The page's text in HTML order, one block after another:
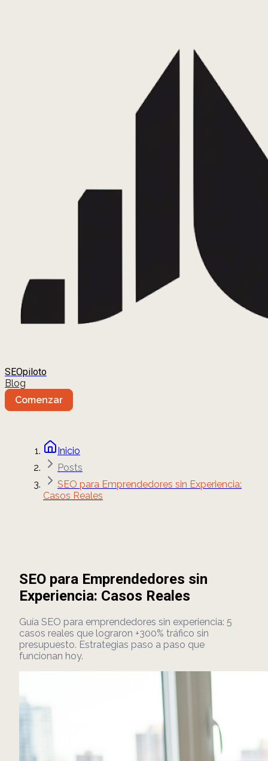
SEOpiloto
Blog
Comenzar
Inicio
Posts
SEO para Emprendedores sin Experiencia:
Casos Reales
SEO para Emprendedores sin
Experiencia: Casos Reales
Guía SEO para emprendedores sin experiencia: 5
casos reales que lograron +300% tráfico sin
presupuesto. Estrategias paso a paso que
funcionan hoy.